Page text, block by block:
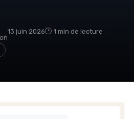
13 juin 2026 1 min de lecture